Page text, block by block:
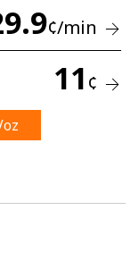
mejores
¢/min
11 ¢